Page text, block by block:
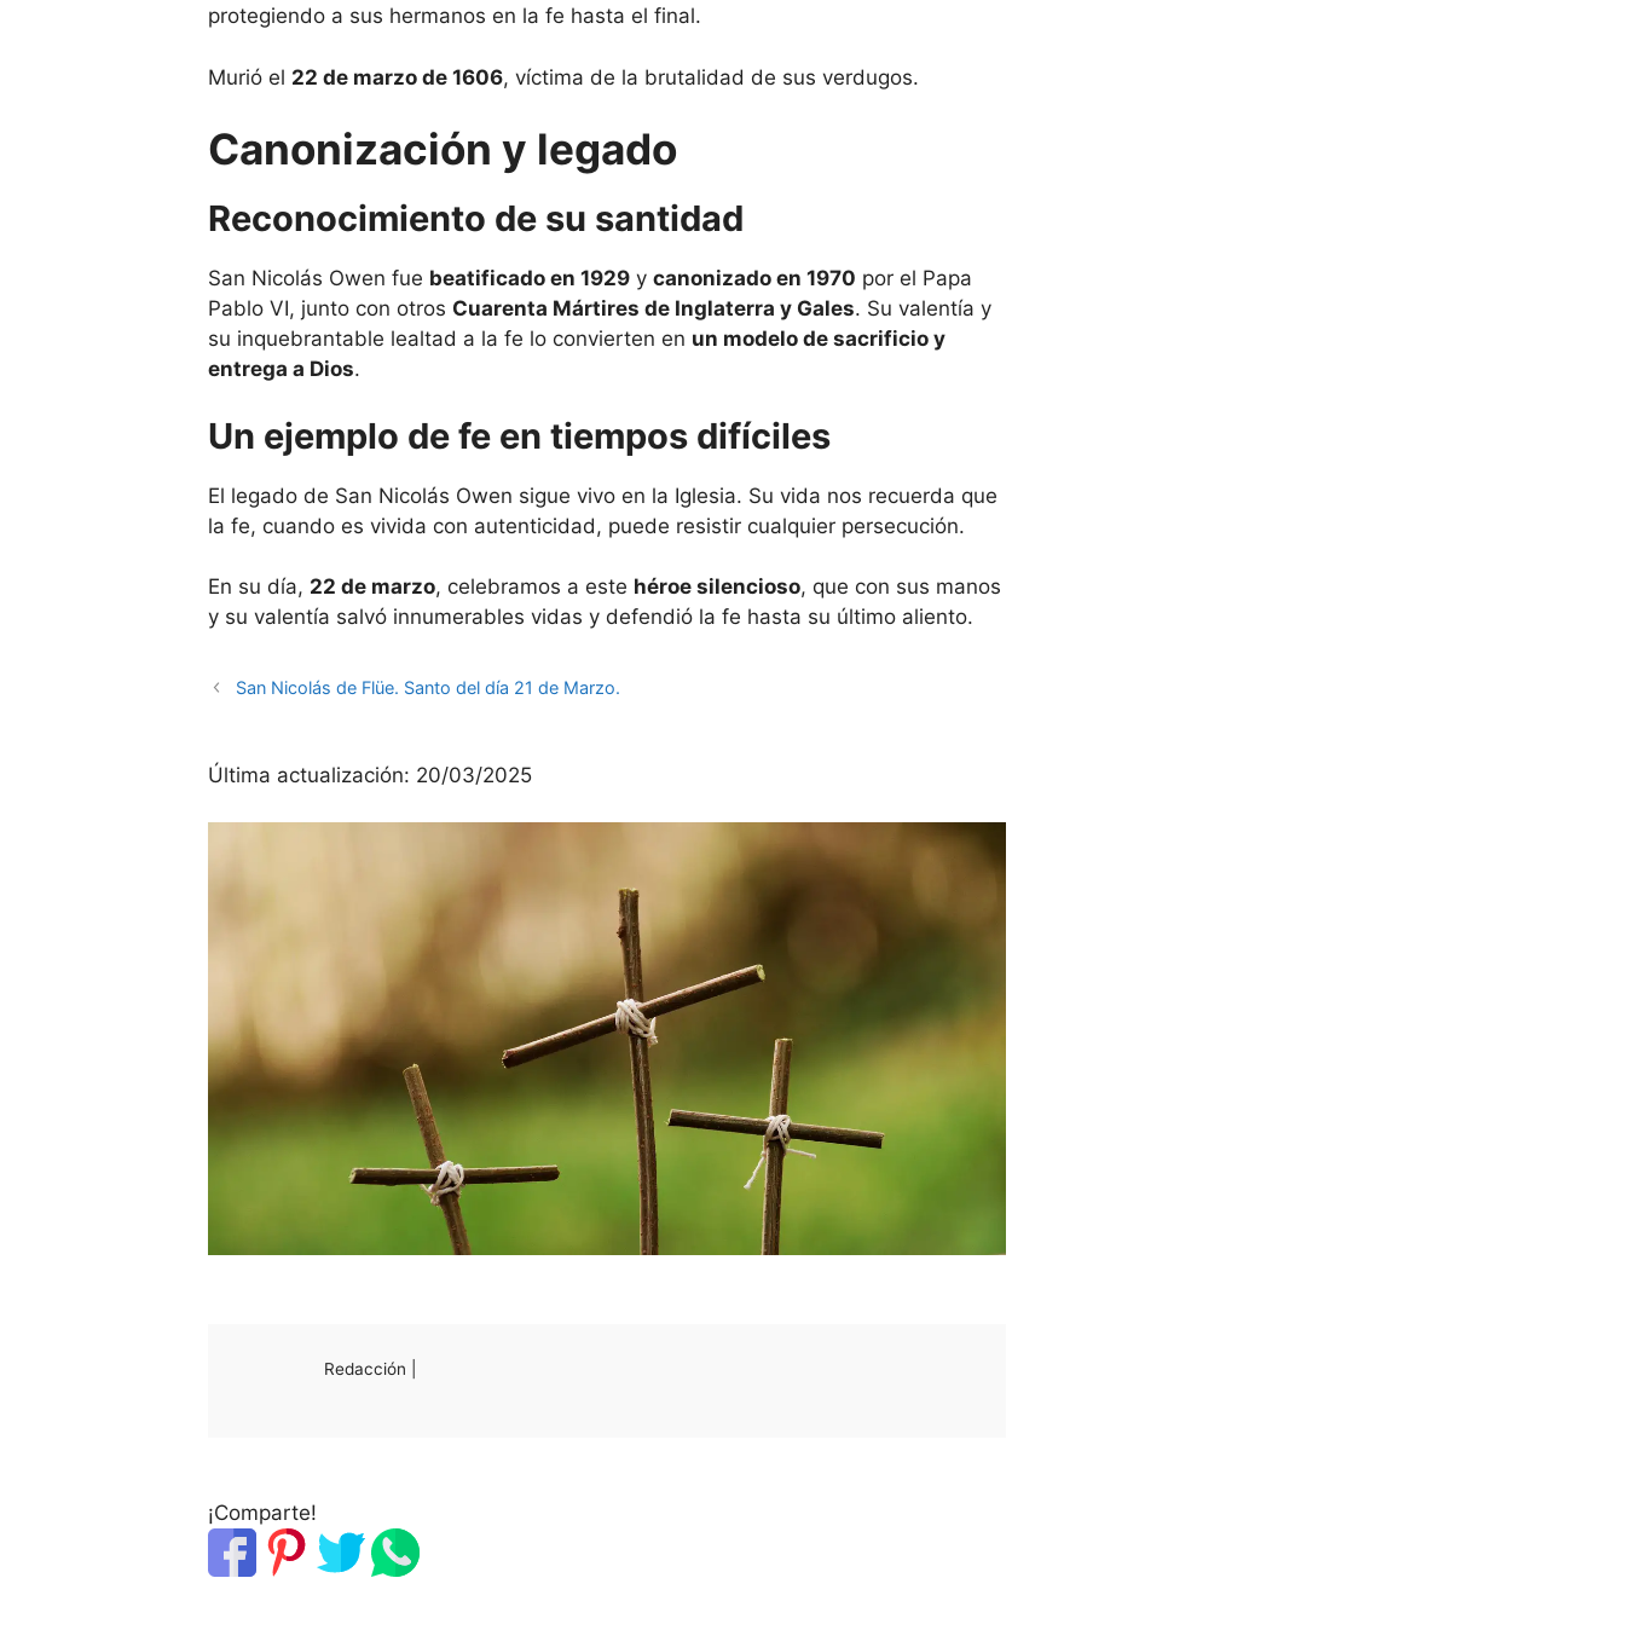
protegiendo a sus hermanos en la fe hasta el final.
Murió el 22 de marzo de 1606, víctima de la brutalidad de sus verdugos.
Canonización y legado
Reconocimiento de su santidad
San Nicolás Owen fue beatificado en 1929 y canonizado en 1970 por el Papa
Pablo VI, junto con otros Cuarenta Mártires de Inglaterra y Gales. Su valentía y
su inquebrantable lealtad a la fe lo convierten en un modelo de sacrificio y
entrega a Dios.
Un ejemplo de fe en tiempos difíciles
El legado de San Nicolás Owen sigue vivo en la Iglesia. Su vida nos recuerda que
la fe, cuando es vivida con autenticidad, puede resistir cualquier persecución.
En su día, 22 de marzo, celebramos a este héroe silencioso, que con sus manos
y su valentía salvó innumerables vidas y defendió la fe hasta su último aliento.
San Nicolás de Flüe. Santo del día 21 de Marzo.
Última actualización: 20/03/2025
Redacción |
¡Comparte!